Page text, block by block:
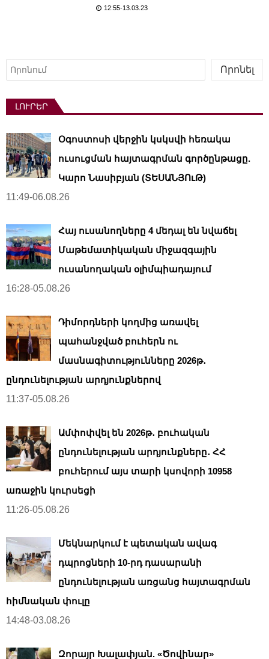
12:55-13.03.23
Որոնել
Որոնել
ԼՈՒՐԵՐ
Օգոստոսի վերջին կսկսվի հեռակա
ուսուցման հայտագրման գործընթացը.
Կարո Նասիբյան (ՏԵՍԱՆՅՈւԹ)
11:49-06.08.26
Հայ ուսանողները 4 մեդալ են նվաճել
Մաթեմատիկական միջազգային
ուսանողական օլիմպիադայում
16:28-05.08.26
Դիմորդների կողմից առավել
պահանջված բուհերն ու
մասնագիտությունները 2026թ․
ընդունելության արդյունքներով
11:37-05.08.26
Ամփոփվել են 2026թ․ բուհական
ընդունելության արդյունքները․ ՀՀ
բուհերում այս տարի կսովորի 10958
առաջին կուրսեցի
11:26-05.08.26
Մեկնարկում է պետական ավագ
դպրոցների 10-րդ դասարանի
ընդունելության առցանց հայտագրման
հիմնական փուլը
14:48-03.08.26
Զորայր Խալափյան. «Ծովինար»